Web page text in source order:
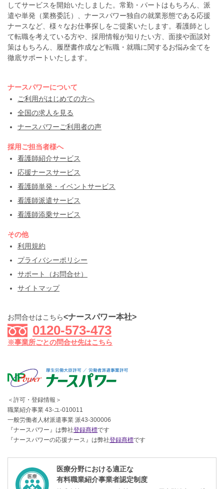
してサービスを開始いたしました。常勤・パートはもちろん、派
遣や単発（業務委託）、ナースパワー独自の就業形態である応援
ナースなど、様々なお仕事探しをご提案いたします。看護師とし
て転職を考えている方や、採用情報が知りたい方、面接や面談対
策はもちろん、履歴書作成など転職・就職に関するお悩み全てを
徹底サポートいたします。
ナースパワーについて
ご利用がはじめての方へ
全国の求人を見る
ナースパワーご利用者の声
採用ご担当者様へ
看護師紹介サービス
応援ナースサービス
看護師単発・イベントサービス
看護師派遣サービス
看護師添乗サービス
その他
利用規約
プライバシーポリシー
サポート（お問合せ）
サイトマップ
お問合せはこちら<ナースパワー本社>
0120-573-473
※事業所ごとの問合せ先はこちら
＜許可・登録情報＞
職業紹介事業 43-ユ-010011
一般労働者人材派遣事業 派43-300006
『ナースパワー』は弊社登録商標です
『ナースパワーの応援ナース』は弊社登録商標です
医療分野における適正な
有料職業紹介事業者認定制度